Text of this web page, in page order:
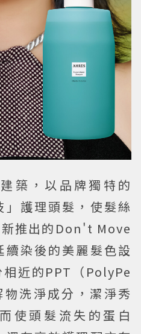
築，以品牌獨特的
」護理頭髮，使髮絲
推出的Don't Move
染後的美麗髮色設
近的PPT（PolyPe
洗淨成分，潔淨秀
使頭髮流失的蛋白